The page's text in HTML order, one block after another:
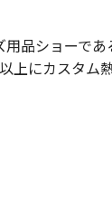
品ショーであ
上にカスタム